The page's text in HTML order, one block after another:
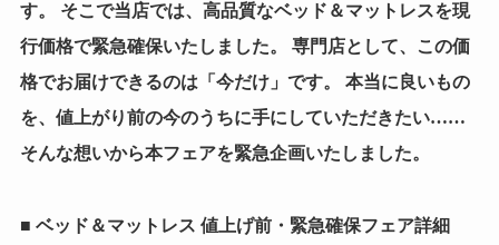
す。 そこで当店では、高品質なベッド＆マットレスを現
行価格で緊急確保いたしました。 専門店として、この価
格でお届けできるのは「今だけ」です。 本当に良いもの
を、値上がり前の今のうちに手にしていただきたい……
そんな想いから本フェアを緊急企画いたしました。
■ ベッド＆マットレス 値上げ前・緊急確保フェア詳細